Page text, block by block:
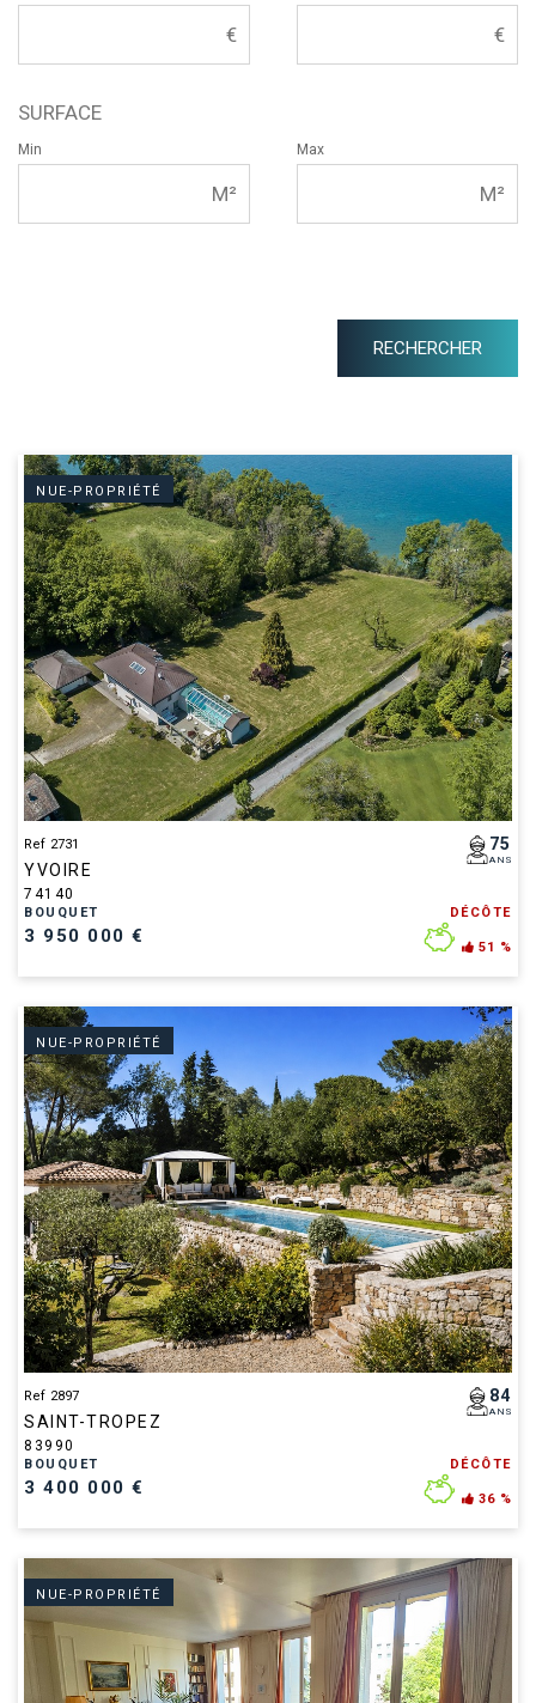
SURFACE
Min Max
NUE-PROPRIÉTÉ
Ref 2731
YVOIRE
74140
75
ANS
BOUQUET
3 950 000 €
DÉCÔTE
51 %
NUE-PROPRIÉTÉ
Ref 2897
SAINT-TROPEZ
83990
84
ANS
BOUQUET
3 400 000 €
DÉCÔTE
36 %
NUE-PROPRIÉTÉ